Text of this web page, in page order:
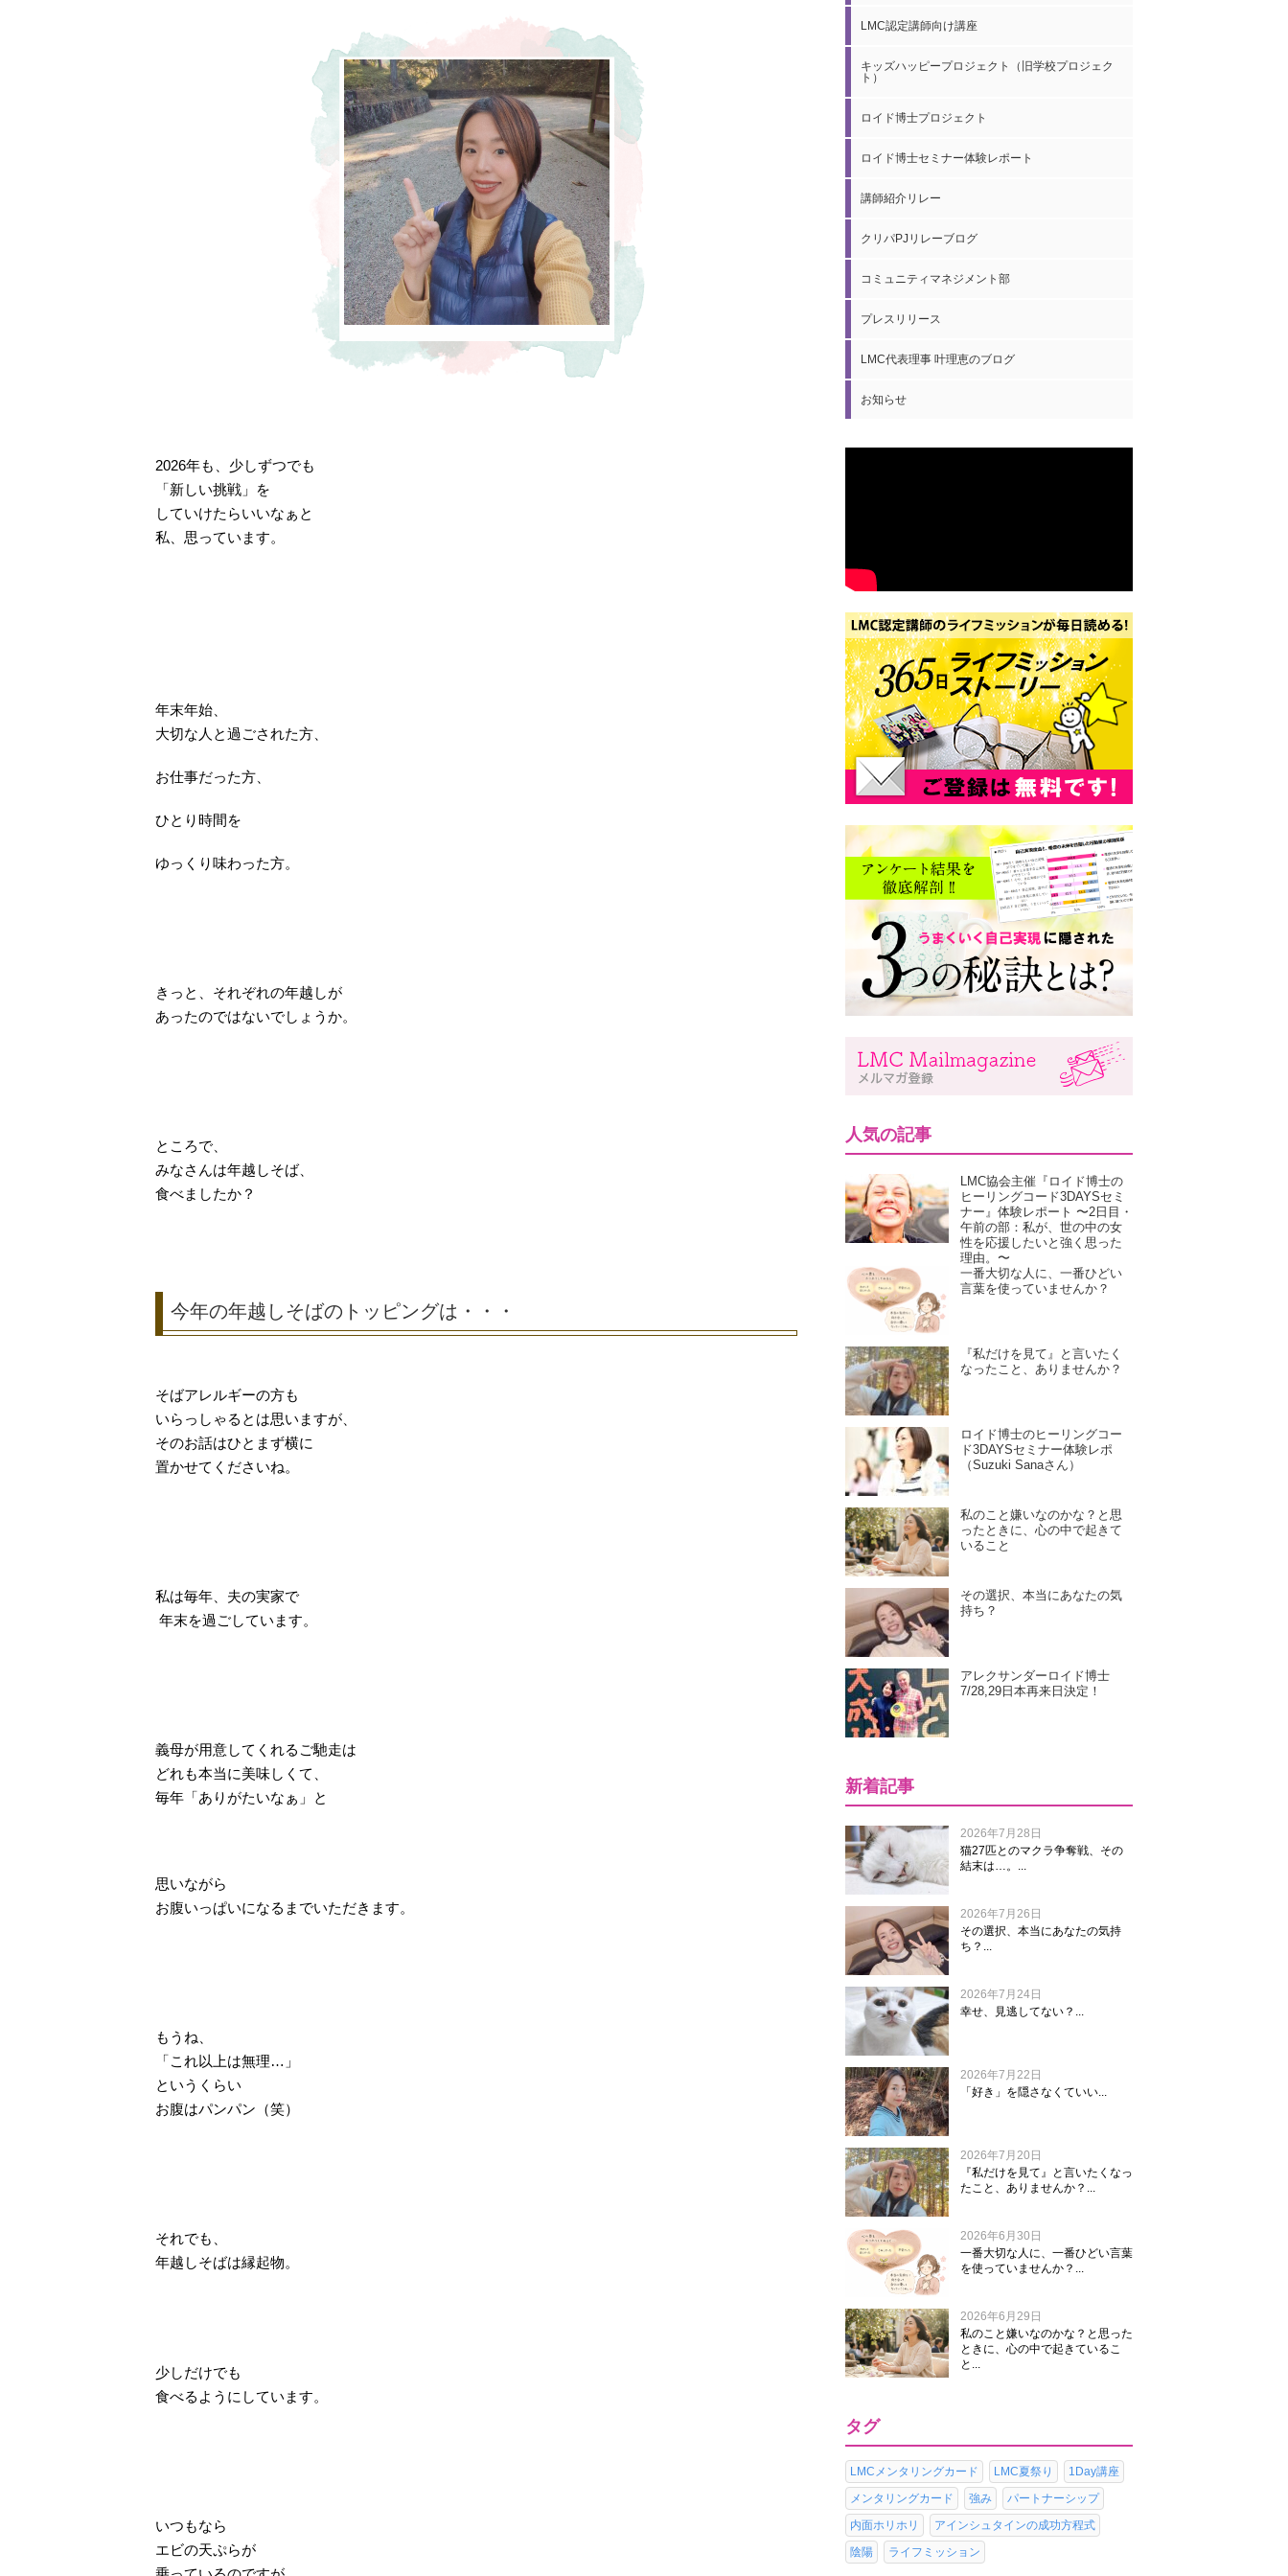
2026年も、少しずつでも
「新しい挑戦」を
していけたらいいなぁと
私、思っています。
年末年始、
大切な人と過ごされた方、
お仕事だった方、
ひとり時間を
ゆっくり味わった方。
きっと、それぞれの年越しが
あったのではないでしょうか。
ところで、
みなさんは年越しそば、
食べましたか？
今年の年越しそばのトッピングは・・・
そばアレルギーの方も
いらっしゃるとは思いますが、
そのお話はひとまず横に
置かせてくださいね。
私は毎年、夫の実家で
年末を過ごしています。
義母が用意してくれるご馳走は
どれも本当に美味しくて、
毎年「ありがたいなぁ」と
思いながら
お腹いっぱいになるまでいただきます。
もうね、
「これ以上は無理…」
というくらい
お腹はパンパン（笑）
それでも、
年越しそばは縁起物。
少しだけでも
食べるようにしています。
いつもなら
エビの天ぷらが
LMC認定講師向け講座
キッズハッピープロジェクト（旧学校プロジェク
ト）
ロイド博士プロジェクト
ロイド博士セミナー体験レポート
講師紹介リレー
クリパPJリレーブログ
コミュニティマネジメント部
プレスリリース
LMC代表理事 叶理恵のブログ
お知らせ
人気の記事
LMC協会主催『ロイド博士の
ヒーリングコード3DAYSセミ
ナー』体験レポート 〜2日目・
午前の部：私が、世の中の女
性を応援したいと強く思った
理由。〜
一番大切な人に、一番ひどい
言葉を使っていませんか？
『私だけを見て』と言いたく
なったこと、ありませんか？
ロイド博士のヒーリングコー
ド3DAYSセミナー体験レポ
（Suzuki Sanaさん）
私のこと嫌いなのかな？と思
ったときに、心の中で起きて
いること
その選択、本当にあなたの気
持ち？
アレクサンダーロイド博士
7/28,29日本再来日決定！
新着記事
2026年7月28日
猫27匹とのマクラ争奪戦、その
結末は…。...
2026年7月26日
その選択、本当にあなたの気持
ち？...
2026年7月24日
幸せ、見逃してない？...
2026年7月22日
「好き」を隠さなくていい...
2026年7月20日
『私だけを見て』と言いたくなっ
たこと、ありませんか？...
2026年6月30日
一番大切な人に、一番ひどい言葉
を使っていませんか？...
2026年6月29日
私のこと嫌いなのかな？と思った
ときに、心の中で起きているこ
と...
タグ
LMCメンタリングカード LMC夏祭り
1Day講座
メンタリングカード
強み
パートナーシップ
内面ホリホリ
アインシュタインの成功方程式
陰陽
ライフミッション